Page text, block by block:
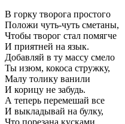
В горку творога простого
Положи чуть-чуть сметаны,
Чтобы творог стал помягче
И приятней на язык.
Добавляй в ту массу смело
Ты изюм, кокоса стружку,
Малу толику ванили
И корицу не забудь.
А теперь перемешай все
И выкладывай на булку,